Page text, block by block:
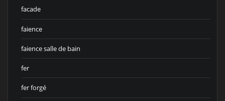
facade
faience
faience salle de bain
fer
fer forgé